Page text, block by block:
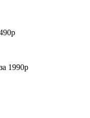
1990р